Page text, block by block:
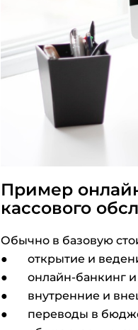
Пример
кассового
Обычно в базовую
● открытие и
● онлайн-банкинг и
● внутренние и
● переводы в